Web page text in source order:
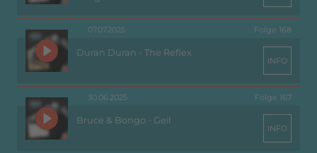
07.07.2025 Folge 168
Duran Duran - The Reflex
INFO
30.06.2025 Folge 167
Bruce & Bongo - Geil
INFO